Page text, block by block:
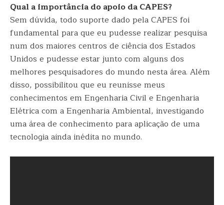
Qual a importância do apoio da CAPES?
Sem dúvida, todo suporte dado pela CAPES foi
fundamental para que eu pudesse realizar pesquisa
num dos maiores centros de ciência dos Estados
Unidos e pudesse estar junto com alguns dos
melhores pesquisadores do mundo nesta área. Além
disso, possibilitou que eu reunisse meus
conhecimentos em Engenharia Civil e Engenharia
Elétrica com a Engenharia Ambiental, investigando
uma área de conhecimento para aplicação de uma
tecnologia ainda inédita no mundo.